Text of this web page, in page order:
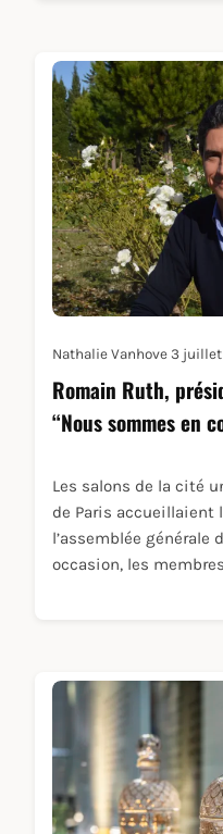
Nathalie Vanhove 3 juillet
Romain Ruth,
“Nous sommes en
Les salons de la cité
de Paris accueillaient
l’assemblée générale
occasion, les